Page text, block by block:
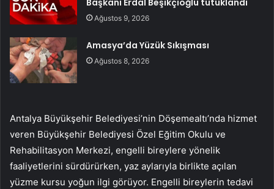
Ağustos 9, 2026
Amasya’da Yüzük Sıkışması
Ağustos 8, 2026
Antalya Büyükşehir Belediyesi’nin Döşemealtı’nda hizmet
veren Büyükşehir Belediyesi Özel Eğitim Okulu ve
Rehabilitasyon Merkezi, engelli bireylere yönelik
faaliyetlerini sürdürürken, yaz aylarıyla birlikte açılan
yüzme kursu yoğun ilgi görüyor. Engelli bireylerin tedavi